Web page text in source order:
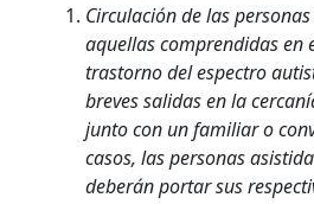
Circulación de las
aquellas comprendidas en
trastorno del espectro
breves salidas en la
junto con un familiar o
casos, las personas
deberán portar sus